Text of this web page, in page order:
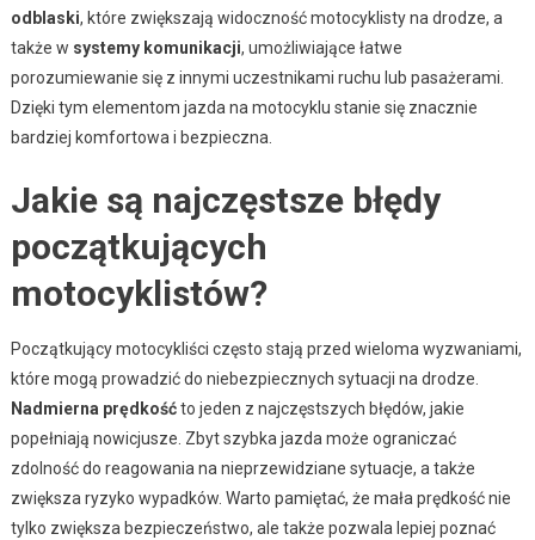
odblaski, które zwiększają widoczność motocyklisty na drodze, a
także w systemy komunikacji, umożliwiające łatwe
porozumiewanie się z innymi uczestnikami ruchu lub pasażerami.
Dzięki tym elementom jazda na motocyklu stanie się znacznie
bardziej komfortowa i bezpieczna.
Jakie są najczęstsze błędy
początkujących
motocyklistów?
Początkujący motocykliści często stają przed wieloma wyzwaniami,
które mogą prowadzić do niebezpiecznych sytuacji na drodze.
Nadmierna prędkośćto jeden z najczęstszych błędów, jakie
popełniają nowicjusze. Zbyt szybka jazda może ograniczać
zdolność do reagowania na nieprzewidziane sytuacje, a także
zwiększa ryzyko wypadków. Warto pamiętać, że mała prędkość nie
tylko zwiększa bezpieczeństwo, ale także pozwala lepiej poznać